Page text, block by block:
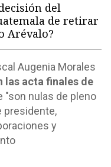
del
de retirar
Arévalo?
Augenia Morales
las acta finales de
"son nulas de pleno
presidente,
y